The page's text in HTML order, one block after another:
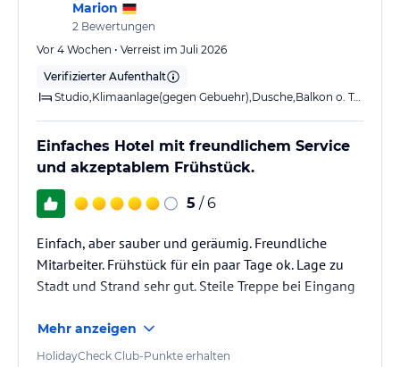
Marion
2 Bewertungen
Vor 4 Wochen • Verreist im Juli 2026
Verifizierter Aufenthalt
Studio,Klimaanlage(gegen Gebuehr),Dusche,Balkon o. Terrasse
Einfaches Hotel mit freundlichem Service
und akzeptablem Frühstück.
5 / 6
Einfach, aber sauber und geräumig. Freundliche
Mitarbeiter. Frühstück für ein paar Tage ok. Lage zu
Stadt und Strand sehr gut. Steile Treppe bei Eingang
Mehr anzeigen
HolidayCheck Club-Punkte erhalten